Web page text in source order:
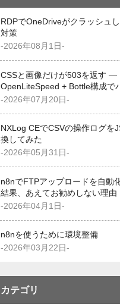
RDPでOneDriveがクラッシュ
対策
-2026年08月1日-
CSSと画像だけが503を返す —
OpenLiteSpeed + Bottle構成で
-2026年07月20日-
NXLog CEでCSVの操作ログを
換してみた
-2026年05月31日-
n8nでFTPアップロードを自動
結果、あえてお勧めしない理由
-2026年04月1日-
n8nを使うために環境整備
-2026年03月22日-
カテゴリ